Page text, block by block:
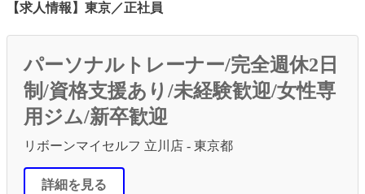
【求人情報】東京／正社員
パーソナルトレーナー/完全週休2日
制/資格支援あり/未経験歓迎/女性専
用ジム/新卒歓迎
リボーンマイセルフ 立川店 - 東京都
詳細を見る